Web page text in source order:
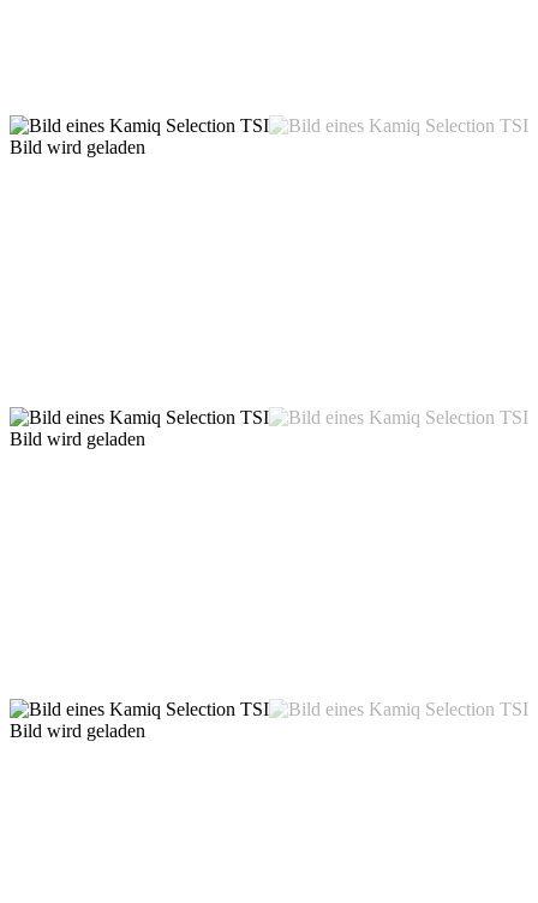
Bild wird geladen
Bild wird geladen
Bild wird geladen